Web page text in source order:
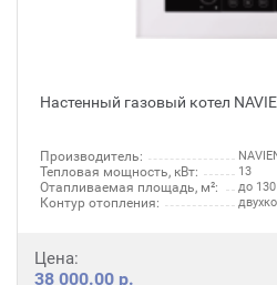
Настенный газовый котел
Производитель:
Тепловая мощность, кВт: 13
Отапливаемая площадь, м²: до 130
Контур отопления:
Цена:
38 000.00 р.